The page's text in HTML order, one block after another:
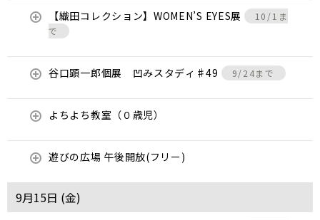
【織田コレクション】WOMEN’S EYES展
10/1ま
で
谷口顕一郎個展 凹みスタディ♯49 9/24まで
よちよち教室（０歳児）
遊びの広場 午後開放(フリー)
9月15日 (金)